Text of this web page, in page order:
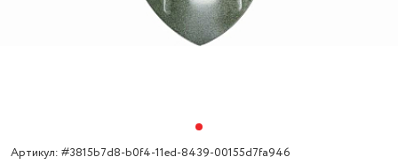
Артикул: #3815b7d8-b0f4-11ed-8439-00155d7fa946